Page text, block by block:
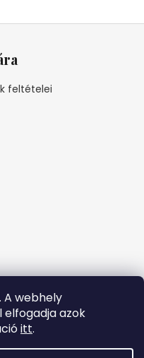
A webhely
azok
itt.
feltételei